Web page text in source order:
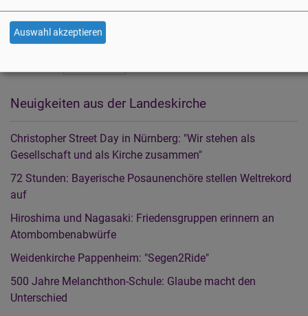
Seitennummerierung
First
page
«
Anfang
Vorherige
Seite
‹
vorherige
Neuigkeiten aus der Landeskirche
Christopher Street Day in Nürnberg: "Wir stehen als
Gesellschaft und als Kirche zusammen"
72 Stunden: Bayerische Posaunenchöre stellen Weltrekord
auf
Hiroshima und Nagasaki: Friedensgruppen erinnern an
Atombombenabwürfe
Weidenkirche Pappenheim: "Segen2Ride"
500 Jahre Melanchthon-Schule: Glaube macht den
Unterschied
Auswahl akzeptieren